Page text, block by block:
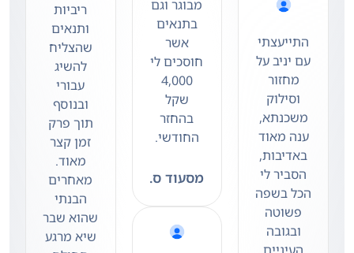
התייעצתי
עם יניב על
מחזור
וסילוק
משכנתא,
ענה מאוד
באדיבות,
הסביר לי
הכל בשפה
פשוטה
ובגובה
העיניים
מבוגר וגם
בתנאים
אשר
חוסכים לי
4,000
שקל
בהחזר
החודשי.
מסעוד ס.
ריביות
ותנאים
שהצליח
להשיג
עבורי
ובנוסף
תוך פרק
זמן קצר
מאוד.
מאחרים
הבנתי
שהוא שבר
שיא מרגע